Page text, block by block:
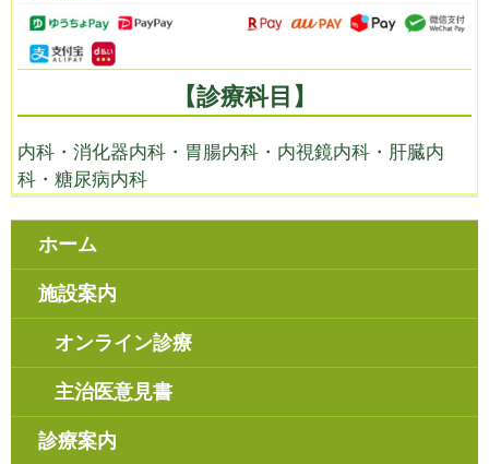
【診療科目】
内科・消化器内科・胃腸内科・内視鏡内科・肝臓内
科・糖尿病内科
ホーム
施設案内
オンライン診療
主治医意見書
診療案内